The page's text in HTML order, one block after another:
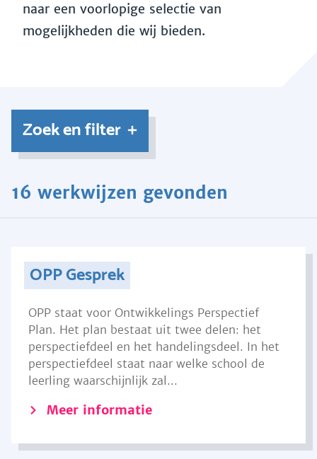
naar een voorlopige selectie van
mogelijkheden die wij bieden.
Zoek en filter
16 werkwijzen gevonden
OPP Gesprek
OPP staat voor Ontwikkelings Perspectief
Plan. Het plan bestaat uit twee delen: het
perspectiefdeel en het handelingsdeel. In het
perspectiefdeel staat naar welke school de
leerling waarschijnlijk zal...
Meer informatie